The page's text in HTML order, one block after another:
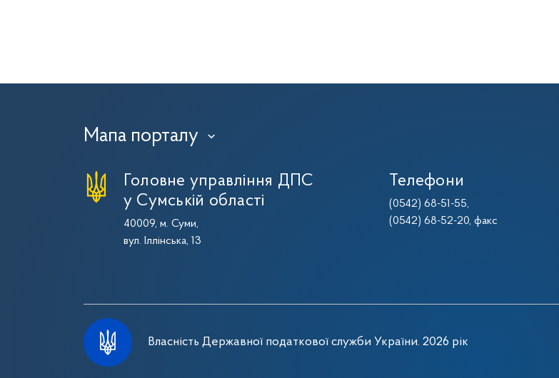
Мапа порталу ›
Головне управління ДПС
у Сумській області
40009, м. Суми,
вул. Іллінська, 13
Телефони
(0542) 68-51-55,
(0542) 68-52-20, факс
Власність Державної податкової служби України. 2026 рік